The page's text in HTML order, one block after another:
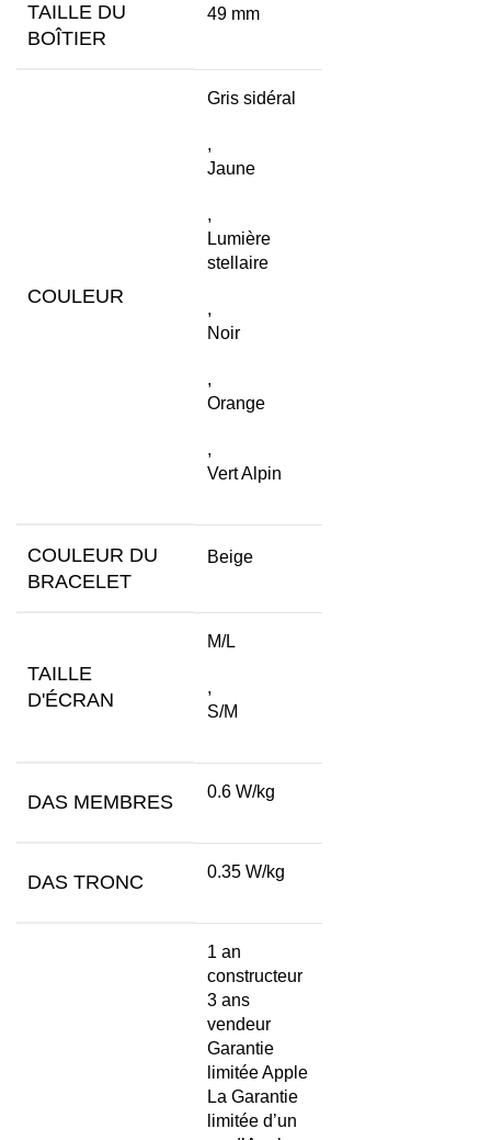
TAILLE DU
BOÎTIER
49 mm
COULEUR
Gris sidéral
,
Jaune
,
Lumière
stellaire
,
Noir
,
Orange
,
Vert Alpin
COULEUR DU
BRACELET
Beige
TAILLE
D'ÉCRAN
M/L
,
S/M
DAS MEMBRES 0.6 W/kg
DAS TRONC 0.35 W/kg
1 an
constructeur
3 ans
vendeur
Garantie
limitée Apple
La Garantie
limitée d’un